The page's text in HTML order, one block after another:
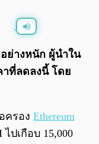
0:00 / 0:00
ย่างหนัก ผู้นำใน
าที่ลดลงนี้ โดย
ครอง Ethereum
ปเกือบ 15,000